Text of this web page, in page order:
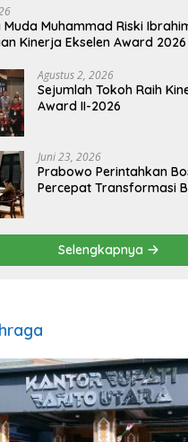
Muda Muhammad Riski
Kinerja Ekselen Award 2026
Agustus 2, 2026
Sejumlah Tokoh Raih
Award II-2026
Juni 23, 2026
Prabowo Perintahkan
Percepat Transformasi
Selengkapnya